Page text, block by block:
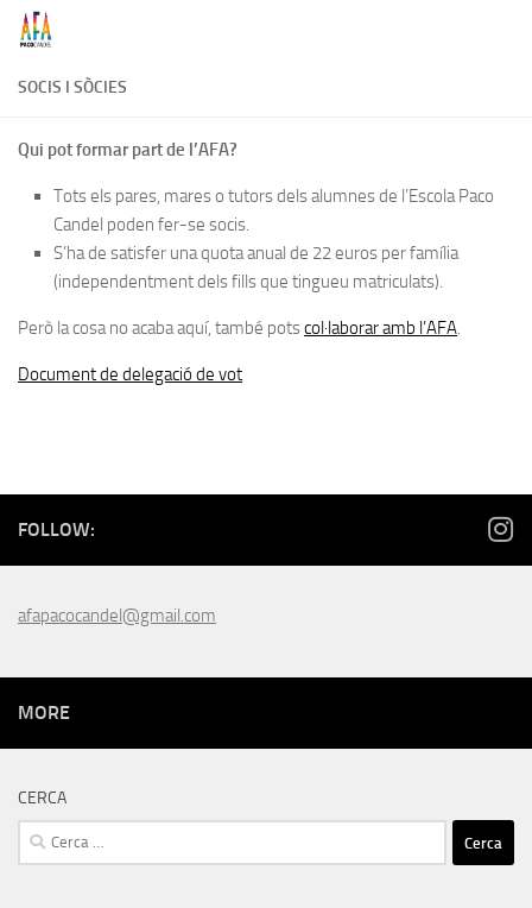
Skip to content
SOCIS I SÒCIES
Qui pot formar part de l’AFA?
Tots els pares, mares o tutors dels alumnes de l’Escola Paco
Candel poden fer-se socis.
S’ha de satisfer una quota anual de 22 euros per família
(independentment dels fills que tingueu matriculats).
Però la cosa no acaba aquí, també potscol·laborar amb l’AFA.
Document de delegació de vot
FOLLOW:
afapacocandel@gmail.com
MORE
CERCA
Cerca: